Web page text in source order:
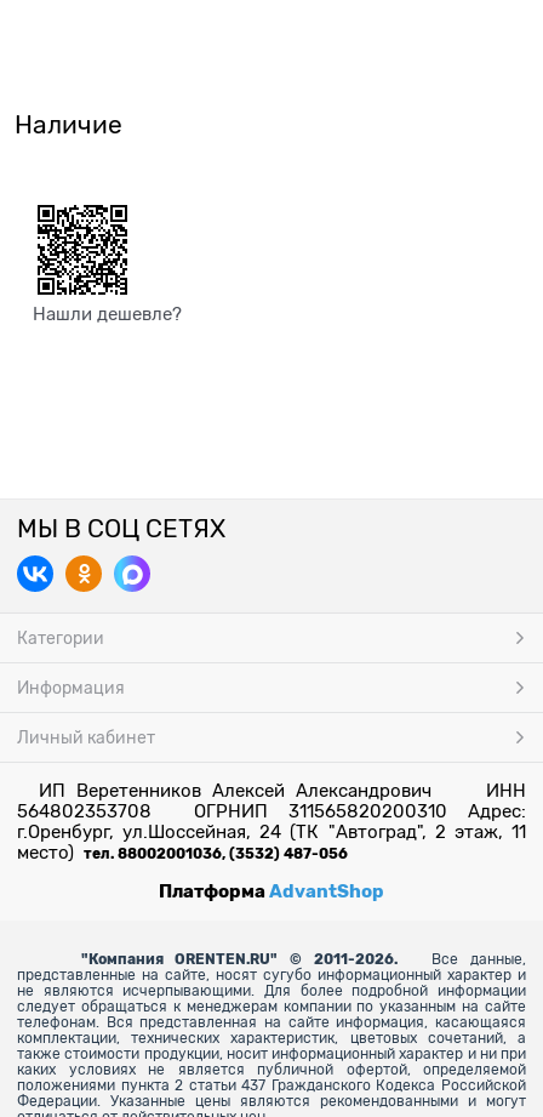
Наличие
Нашли дешевле?
МЫ В СОЦ СЕТЯХ
Категории
Информация
Личный кабинет
ИП Веретенников Алексей Александрович ИНН
564802353708 ОГРНИП 311565820200310 Адрес:
г.Оренбург, ул.Шоссейная, 24 (ТК "Автоград", 2 этаж, 11
место) тел. 88002001036, (3532) 487-056
ПлатформаAdvantShop
" Компания ORENTEN.RU" © 2011-2026.
Все данные,
представленные на сайте, носят сугубо информационный характер и
не являются исчерпывающими. Для более подробной информации
следует обращаться к менеджерам компании по указанным на сайте
телефонам. Вся представленная на сайте информация, касающаяся
комплектации, технических характеристик, цветовых сочетаний, а
также стоимости продукции, носит информационный характер и ни при
каких условиях не является публичной офертой, определяемой
положениями пункта 2 статьи 437 Гражданского Кодекса Российской
Федерации. Указанные цены являются рекомендованными и могут